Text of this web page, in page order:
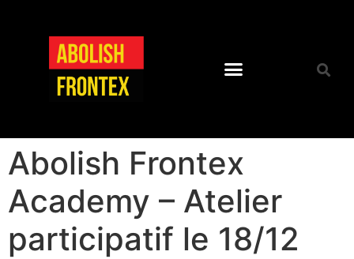
Abolish Frontex
Academy – Atelier
participatif le 18/12